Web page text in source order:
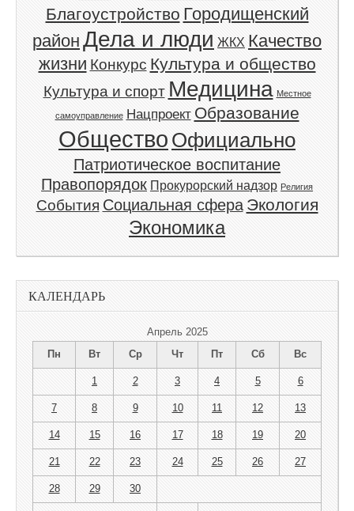
Благоустройство Городищенский
район Дела и люди ЖКХ Качество
жизни Конкурс Культура и общество
Культура и спорт Медицина Местное
самоуправление Нацпроект Образование
Общество Официально
Патриотическое воспитание
Правопорядок Прокурорский надзор Религия
События Социальная сфера Экология
Экономика
КАЛЕНДАРЬ
Апрель 2025
Пн
Вт Ср Чт Пт Сб Вс
1 2 3 4 5 6
7 8 9 10 11 12 13
14 15 16 17 18 19 20
21 22 23 24 25 26 27
28 29 30